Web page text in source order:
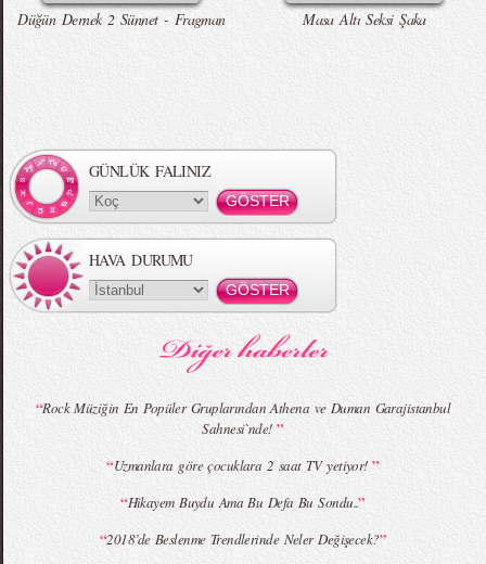
MBFWI - Gülçin Çengel 2015 Yaz
MBFWI - Zeynep Erdoğan 2015 Yaz
MBFWI - Giray Sepin 2015 Yaz Koleksiyonu MBFWI - Burçe Bekrek 2015 Yaz Koleksiyonu
Düğün Dernek 2 Sünnet - Fragman Masa Altı Seksi Şaka
GÜNLÜK FALINIZ
HAVA DURUMU
“Rock Müziğin En Popüler Gruplarından Athena ve Duman Garajistanbul
Sahnesi`nde!”
“Uzmanlara göre çocuklara 2 saat TV yetiyor!”
“Hikayem Buydu Ama Bu Defa Bu Sondu..”
“2018’de Beslenme Trendlerinde Neler Değişecek?”